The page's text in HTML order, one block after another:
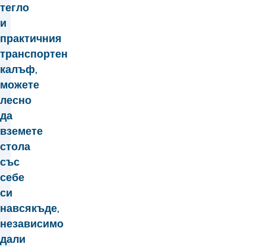
тегло
и
практичния
транспортен
калъф,
можете
лесно
да
вземете
стола
със
себе
си
навсякъде,
независимо
дали